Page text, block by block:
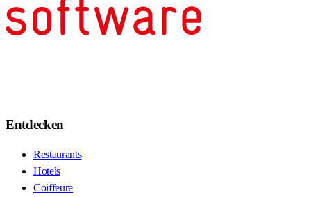
Entdecken
Restaurants
Hotels
Coiffeure